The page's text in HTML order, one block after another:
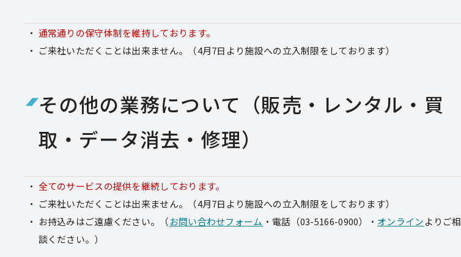
通常通りの保守体制を維持しております。
ご来社いただくことは出来ません。
（4月7日より施設への立入制限をしております）
その他の業務について（販売・レンタル・買
取・データ消去・修理）
全てのサービスの提供を継続しております。
ご来社いただくことは出来ません。
（4月7日より施設への立入制限をしております）
お持込みはご遠慮ください。
（お問い合わせフォーム ・電話（03-5166-0900）・ オンラインよりご相
談ください。）